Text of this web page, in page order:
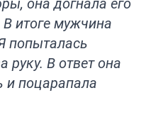
итоге мужчина
попыталась
руку. В ответ она
и поцарапала